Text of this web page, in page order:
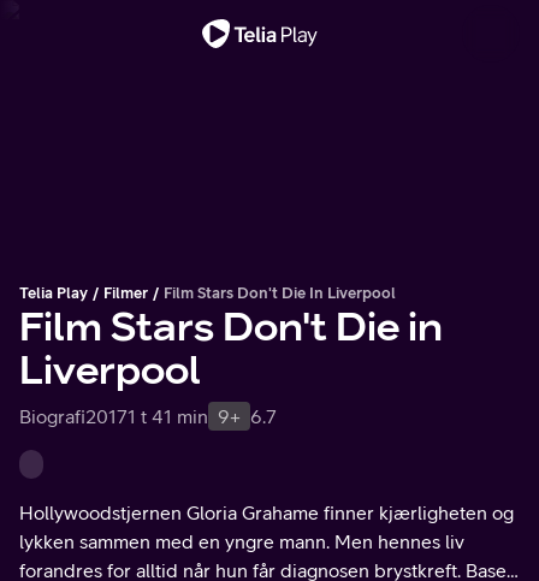
Telia Play Filmer Film Stars Don't Die In Liverpool
Film Stars Don't Die in
Liverpool
Biografi20171 t 41 min 9+ 6.7
Hollywoodstjernen Gloria Grahame finner kjærligheten og
lykken sammen med en yngre mann. Men hennes liv
forandres for alltid når hun får diagnosen brystkreft. Basert